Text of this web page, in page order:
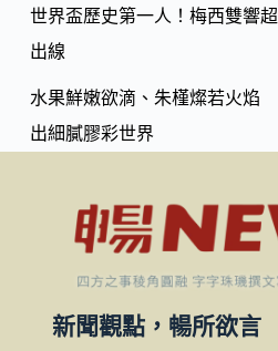
世界盃歷史第一人！梅西雙響
出線
水果鮮嫩欲滴、朱槿燦若火焰
出細膩膠彩世界
新聞觀點，暢所欲言